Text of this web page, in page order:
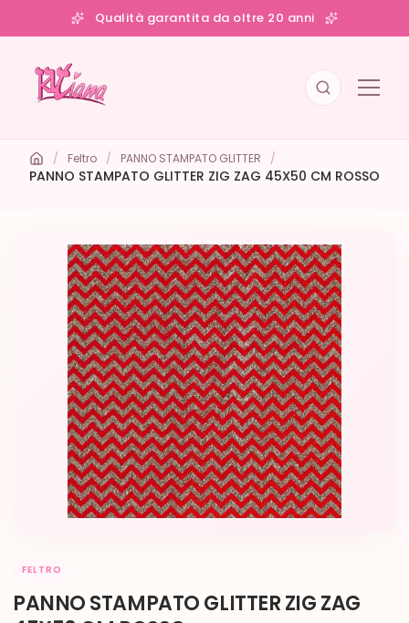
Qualità garantita da oltre 20 anni
/ Feltro / PANNO STAMPATO GLITTER /
PANNO STAMPATO GLITTER ZIG ZAG 45X50 CM ROSSO
FELTRO
PANNO STAMPATO GLITTER ZIG ZAG